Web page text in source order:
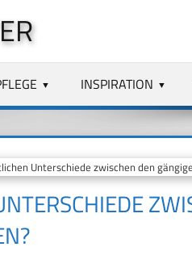
INSPIRATION
Unterschiede zwischen den